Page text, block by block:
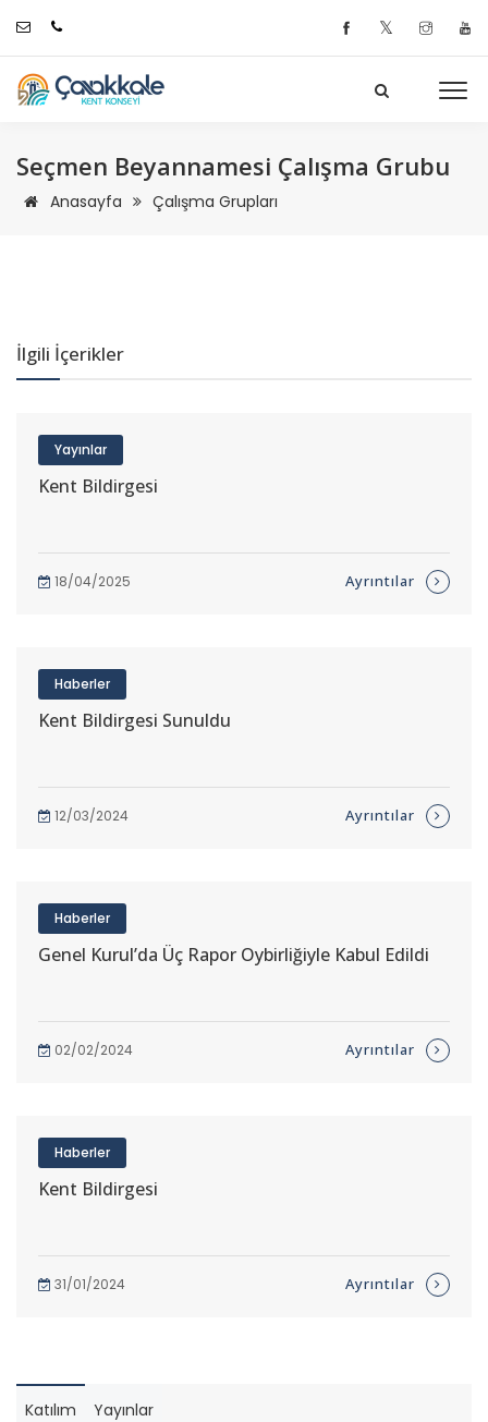
𝕏
Seçmen Beyannamesi Çalışma Grubu
Anasayfa Çalışma Grupları
İlgili İçerikler
Yayınlar
Kent Bildirgesi
18/04/2025 Ayrıntılar
Haberler
Kent Bildirgesi Sunuldu
12/03/2024 Ayrıntılar
Haberler
Genel Kurul’da Üç Rapor Oybirliğiyle Kabul Edildi
02/02/2024 Ayrıntılar
Haberler
Kent Bildirgesi
31/01/2024 Ayrıntılar
Katılım Yayınlar